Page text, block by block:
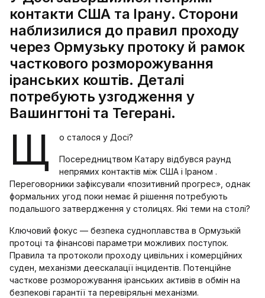
контакти США та Ірану. Сторони
наблизилися до правил проходу
через Ормузьку протоку й рамок
часткового розморожування
іранських коштів. Деталі
потребують узгодження у
Вашингтоні та Тегерані.
Щ о сталося у Досі?
Посередництвом Катару відбувся раунд
непрямих контактів між США і Іраном .
Переговорники зафіксували «позитивний прогрес», однак
формальних угод поки немає й рішення потребують
подальшого затвердження у столицях. Які теми на столі?
Ключовий фокус — безпека судноплавства в Ормузькій
протоці та фінансові параметри можливих поступок.
Правила та протоколи проходу цивільних і комерційних
суден, механізми деескалації інцидентів. Потенційне
часткове розморожування іранських активів в обмін на
безпекові гарантії та перевіряльні механізми.